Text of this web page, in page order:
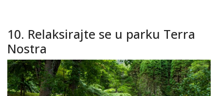
10. Relaksirajte se u parku Terra
Nostra